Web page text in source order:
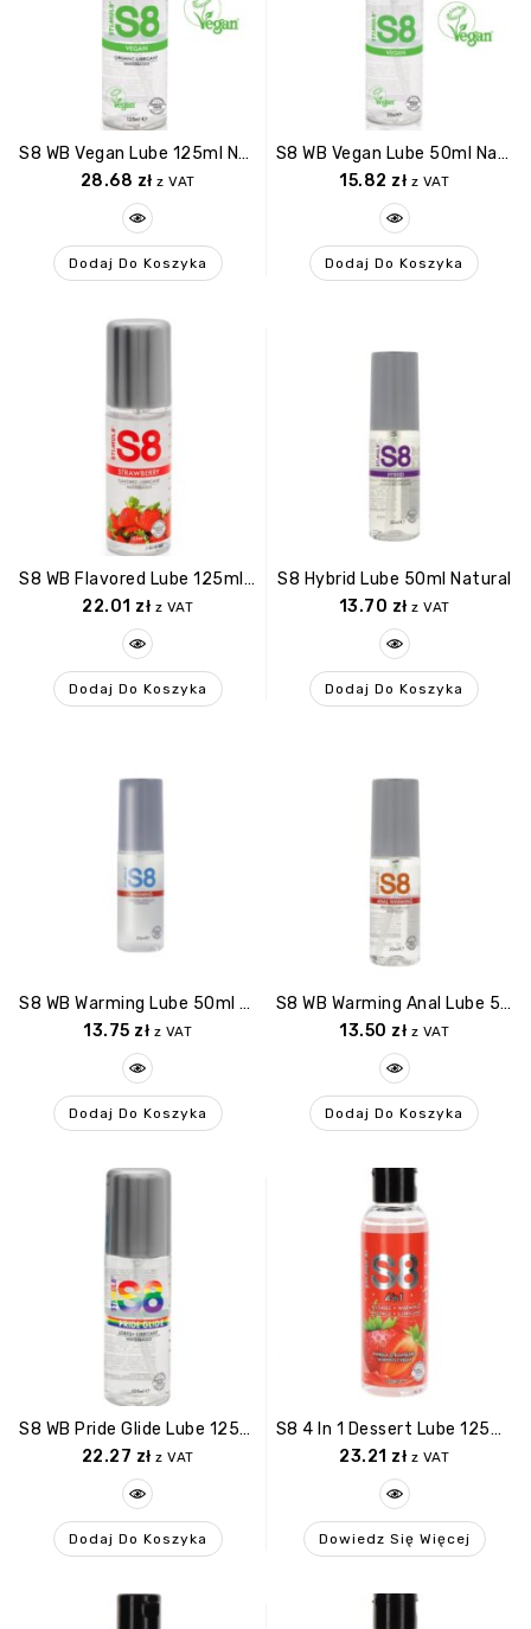
S8 WB Vegan Lube 125ml Natural
28.68 zł z VAT
Dodaj Do Koszyka
S8 WB Vegan Lube 50ml Natural
15.82 zł z VAT
Dodaj Do Koszyka
S8 WB Flavored Lube 125ml Strawberry
22.01 zł z VAT
Dodaj Do Koszyka
S8 Hybrid Lube 50ml Natural
13.70 zł z VAT
Dodaj Do Koszyka
S8 WB Warming Lube 50ml Warming
13.75 zł z VAT
Dodaj Do Koszyka
S8 WB Warming Anal Lube 50ml Warming
13.50 zł z VAT
Dodaj Do Koszyka
S8 WB Pride Glide Lube 125ml Natural
22.27 zł z VAT
Dodaj Do Koszyka
S8 4 In 1 Dessert Lube 125ml Strawberry
23.21 zł z VAT
Dowiedz Się Więcej